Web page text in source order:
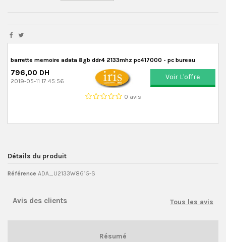
barrette memoire adata 8gb ddr4 2133mhz pc417000 - pc bureau
796,00 DH
2019-05-11 17:45:56
0 avis
Voir L'offre
Détails du produit
Référence ADA_U2133W8G15-S
Avis des clients Tous les avis
Résumé